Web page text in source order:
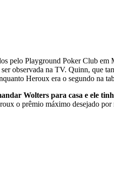
pelo Playground Poker Club em
observada na TV. Quinn, que
Heroux era o segundo na
Wolters para casa e ele
o prêmio máximo desejado por